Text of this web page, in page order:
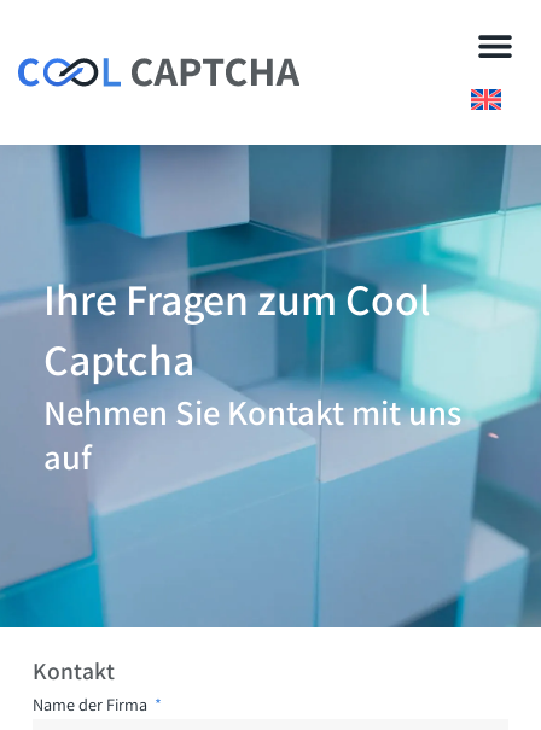
Ihre Fragen zum Cool
Captcha
Nehmen Sie Kontakt mit uns
auf
Kontakt
Name der Firma